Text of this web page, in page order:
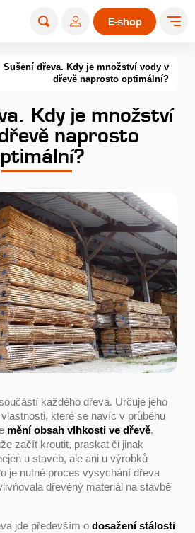
E-shop
Sušení dřeva. Kdy je množství vody v
dřevě naprosto optimální?
Kdy je množství
naprosto
každého dřeva. Určuje jeho
které se navíc v průběhu
mění obsah vlhkosti ve dřevě.
začít kroutit, praskat či jinak
u staveb, ale ani u výrobků
je nutné proces vysychání dřeva
dřevěný materiál na stavbě
jde především o dosažení stálosti